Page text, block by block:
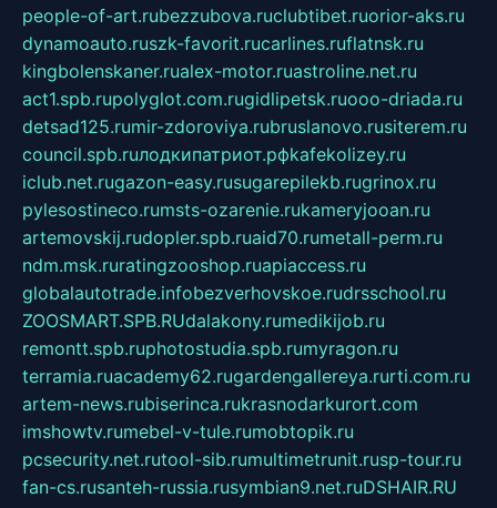
people-of-art.rubezzubova.ruclubtibet.ruorior-aks.ru
dynamoauto.ruszk-favorit.rucarlines.ruflatnsk.ru
kingbolenskaner.rualex-motor.ruastroline.net.ru
act1.spb.rupolyglot.com.rugidlipetsk.ruooo-driada.ru
detsad125.rumir-zdoroviya.rubruslanovo.rusiterem.ru
council.spb.ruлодкипатриот.рфkafekolizey.ru
iclub.net.rugazon-easy.rusugarepilekb.rugrinox.ru
pylesostineco.rumsts-ozarenie.rukameryjooan.ru
artemovskij.rudopler.spb.ruaid70.rumetall-perm.ru
ndm.msk.ruratingzooshop.ruapiaccess.ru
globalautotrade.infobezverhovskoe.rudrsschool.ru
ZOOSMART.SPB.RUdalakony.rumedikijob.ru
remontt.spb.ruphotostudia.spb.rumyragon.ru
terramia.ruacademy62.rugardengallereya.rurti.com.ru
artem-news.rubiserinca.rukrasnodarkurort.com
imshowtv.rumebel-v-tule.rumobtopik.ru
pcsecurity.net.rutool-sib.rumultimetrunit.rusp-tour.ru
fan-cs.rusanteh-russia.rusymbian9.net.ruDSHAIR.RU